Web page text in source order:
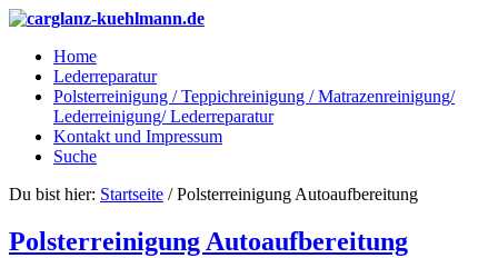
Home
Lederreparatur
Polsterreinigung / Teppichreinigung / Matrazenreinigung/
Lederreinigung/ Lederreparatur
Kontakt und Impressum
Suche
Du bist hier: Startseite / Polsterreinigung Autoaufbereitung
Polsterreinigung Autoaufbereitung